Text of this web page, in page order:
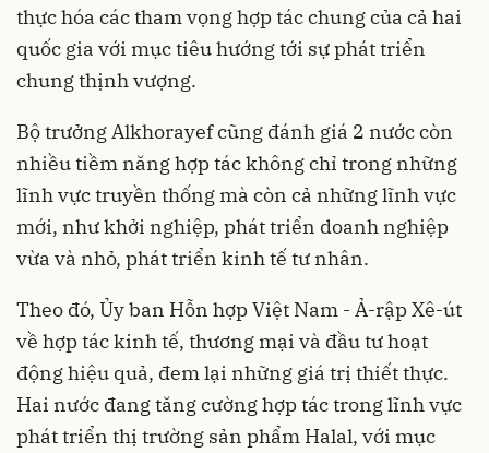
thực hóa các tham vọng hợp tác chung của cả hai
quốc gia với mục tiêu hướng tới sự phát triển
chung thịnh vượng.
Bộ trưởng Alkhorayef cũng đánh giá 2 nước còn
nhiều tiềm năng hợp tác không chỉ trong những
lĩnh vực truyền thống mà còn cả những lĩnh vực
mới, như khởi nghiệp, phát triển doanh nghiệp
vừa và nhỏ, phát triển kinh tế tư nhân.
Theo đó, Ủy ban Hỗn hợp Việt Nam - Ả-rập Xê-út
về hợp tác kinh tế, thương mại và đầu tư hoạt
động hiệu quả, đem lại những giá trị thiết thực.
Hai nước đang tăng cường hợp tác trong lĩnh vực
phát triển thị trường sản phẩm Halal, với mục